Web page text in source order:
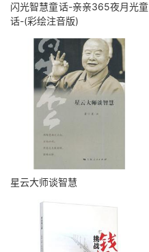
闪光智慧童话-亲亲365夜月光童
话-(彩绘注音版)
星云大师谈智慧